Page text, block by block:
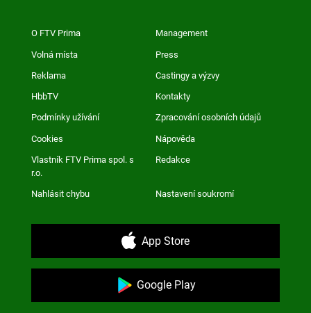
O FTV Prima Management
Volná místa Press
Reklama Castingy a výzvy
HbbTV Kontakty
Podmínky užívání Zpracování osobních údajů
Cookies Nápověda
Vlastník FTV Prima spol. s
r.o.
Redakce
Nahlásit chybu Nastavení soukromí
App Store
Google Play